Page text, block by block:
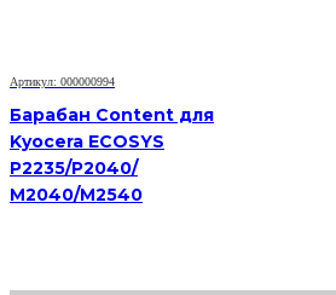
Артикул: 000000994
Барабан Content для
Kyocera ECOSYS
P2235/P2040/
M2040/M2540